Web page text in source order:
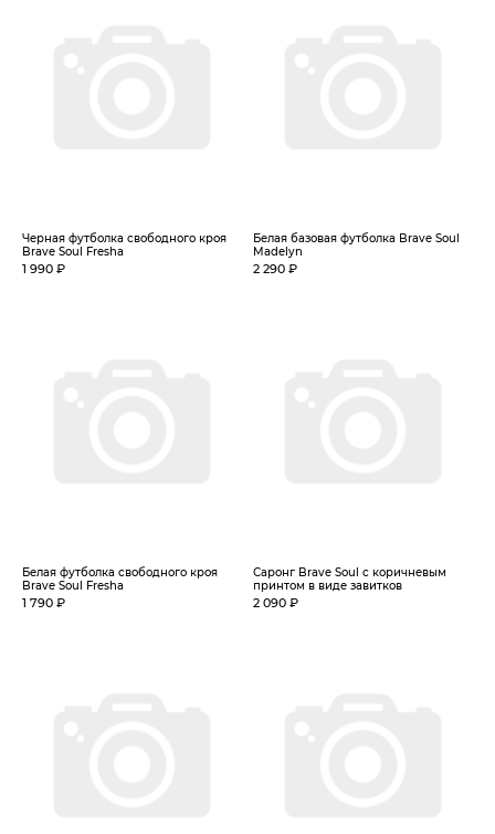
Черная футболка свободного кроя
Brave Soul Fresha
1 990 ₽
Белая базовая футболка Brave Soul
Madelyn
2 290 ₽
Белая футболка свободного кроя
Brave Soul Fresha
1 790 ₽
Саронг Brave Soul с коричневым
принтом в виде завитков
2 090 ₽